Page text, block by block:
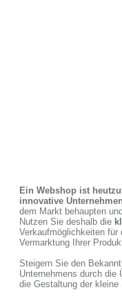
Ein Webshop ist
innovative Unternehmen
dem Markt behaupten
Nutzen Sie deshalb die
Verkaufmöglichkeiten für
Vermarktung Ihrer
Steigern Sie den
Unternehmens durch die
die Gestaltung der kleine